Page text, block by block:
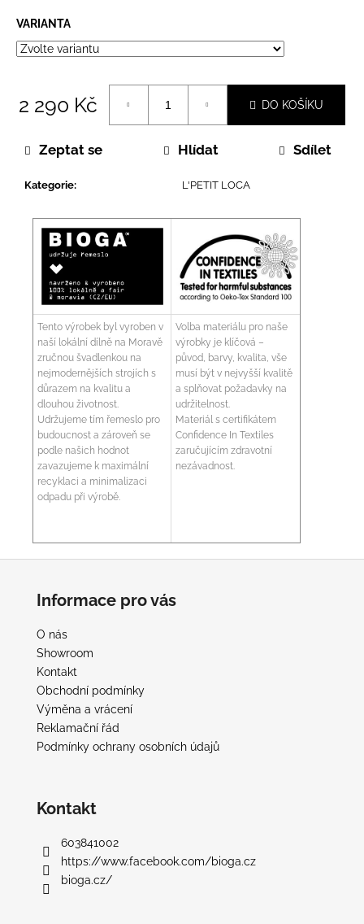
VARIANTA
2 290 Kč
cena:
DO KOŠÍKU
Kategorie: L'PETIT LOCA
Zeptat se Hlídat Sdílet
Tento výrobek byl vyroben v
naší lokální dílně na Moravě
zručnou švadlenkou na
nejmodernějších strojích s
důrazem na kvalitu a
dlouhou životnost.
Udržujeme tím řemeslo pro
budoucnost a zároveň se
podle našich hodnot
zavazujeme k maximální
recyklaci a minimalizaci
odpadu při výrobě.
Volba materiálu pro naše
výrobky je klíčová –
původ, barvy, kvalita, vše
musí být v nejvyšší kvalitě
a splňovat požadavky na
udržitelnost.
Materiál s certifikátem
Confidence In Textiles
zaručujícím zdravotní
nezávadnost.
Informace pro vás
O nás
Showroom
Kontakt
Obchodní podmínky
Výměna a vrácení
Reklamační řád
Podmínky ochrany osobních údajů
Kontakt
603841002
https://www.facebook.com/bioga.cz
bioga.cz/